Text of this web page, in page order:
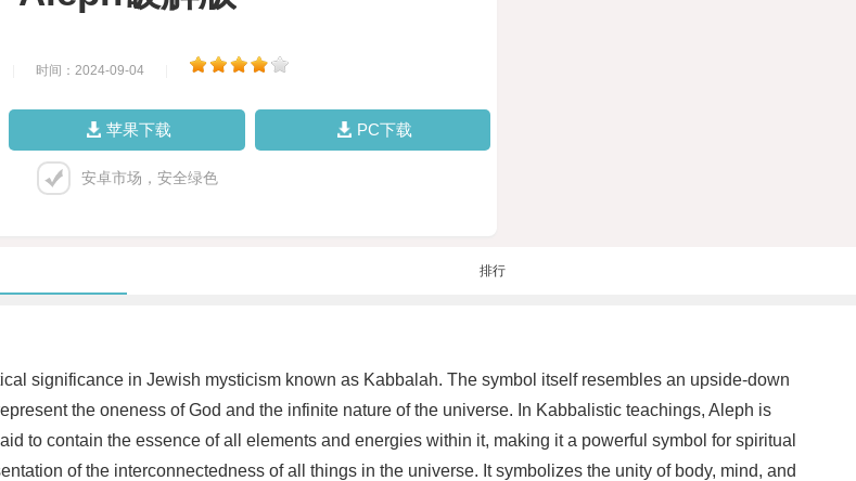
时间：2024-09-04
苹果下载 PC下载
安卓市场，安全绿色
排行
significance in Jewish mysticism known as Kabbalah. The symbol itself resembles an upside-down
the oneness of God and the infinite nature of the universe. In Kabbalistic teachings, Aleph is
to contain the essence of all elements and energies within it, making it a powerful symbol for spiritual
of the interconnectedness of all things in the universe. It symbolizes the unity of body, mind, and